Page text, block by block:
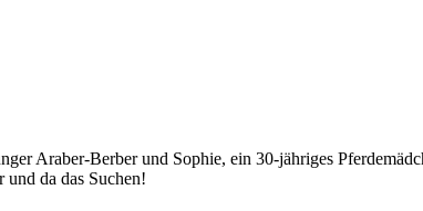
Araber-Berber und Sophie, ein 30-jähriges
und da das Suchen!